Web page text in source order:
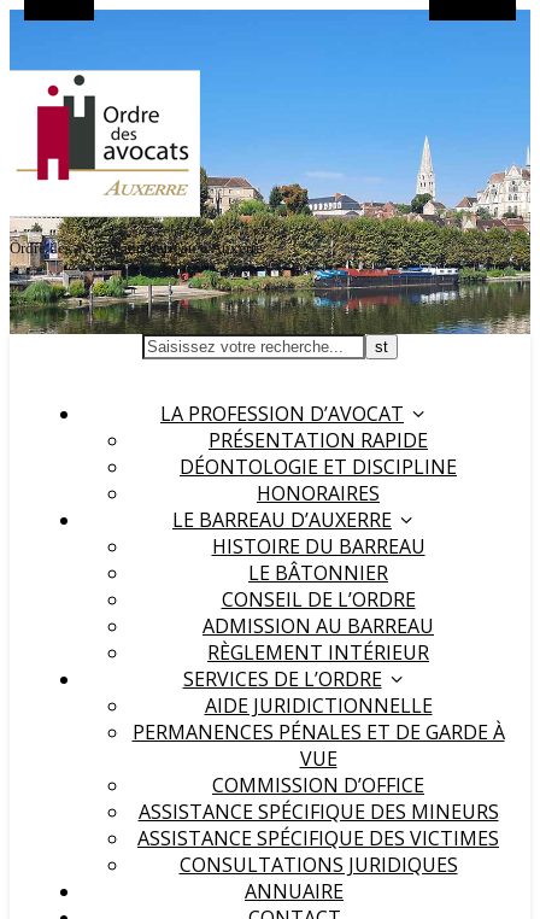
Ordre des avocats du barreau d'Auxerre
LA PROFESSION D’AVOCAT
PRÉSENTATION RAPIDE
DÉONTOLOGIE ET DISCIPLINE
HONORAIRES
LE BARREAU D’AUXERRE
HISTOIRE DU BARREAU
LE BÂTONNIER
CONSEIL DE L’ORDRE
ADMISSION AU BARREAU
RÈGLEMENT INTÉRIEUR
SERVICES DE L’ORDRE
AIDE JURIDICTIONNELLE
PERMANENCES PÉNALES ET DE GARDE À
VUE
COMMISSION D’OFFICE
ASSISTANCE SPÉCIFIQUE DES MINEURS
ASSISTANCE SPÉCIFIQUE DES VICTIMES
CONSULTATIONS JURIDIQUES
ANNUAIRE